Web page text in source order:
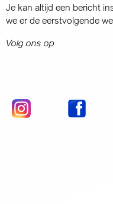
Je kan altijd een bericht
we er de eerstvolgende
Volg ons op